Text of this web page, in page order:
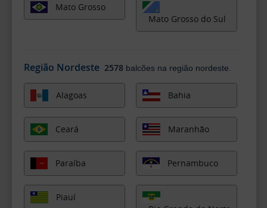
Mato Grosso
Mato Grosso do Sul
Região Nordeste 2578 balcões na região nordeste.
Alagoas Bahia
Ceará Maranhão
Paraíba Pernambuco
Piauí